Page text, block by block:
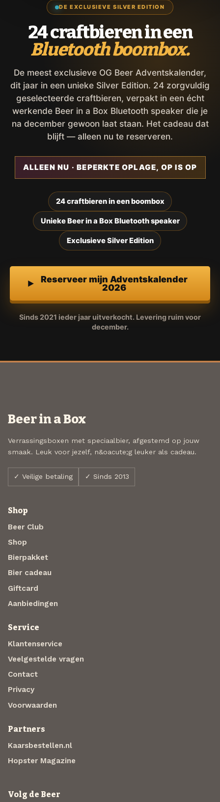
DE EXCLUSIEVE SILVER EDITION
24 craftbieren in een
Bluetooth boombox.
De meest exclusieve OG Beer Adventskalender,
dit jaar in een unieke Silver Edition. 24 zorgvuldig
geselecteerde craftbieren, verpakt in een écht
werkende Beer in a Box Bluetooth speaker die je
na december gewoon laat staan. Het cadeau dat
blijft — alleen nu te reserveren.
ALLEEN NU · BEPERKTE OPLAGE, OP IS OP
24 craftbieren in een boombox
Unieke Beer in a Box Bluetooth speaker
Exclusieve Silver Edition
Reserveer mijn Adventskalender
2026
Sinds 2021 ieder jaar uitverkocht. Levering ruim voor
december.
Beer in a Box
Verrassingsboxen met speciaalbier, afgestemd op jouw
smaak. Leuk voor jezelf, n&oacute;g leuker als cadeau.
✓ Veilige betaling ✓ Sinds 2013
Shop
Beer Club
Shop
Bierpakket
Bier cadeau
Giftcard
Aanbiedingen
Service
Klantenservice
Veelgestelde vragen
Contact
Privacy
Voorwaarden
Partners
Kaarsbestellen.nl
Hopster Magazine
Volg de Beer